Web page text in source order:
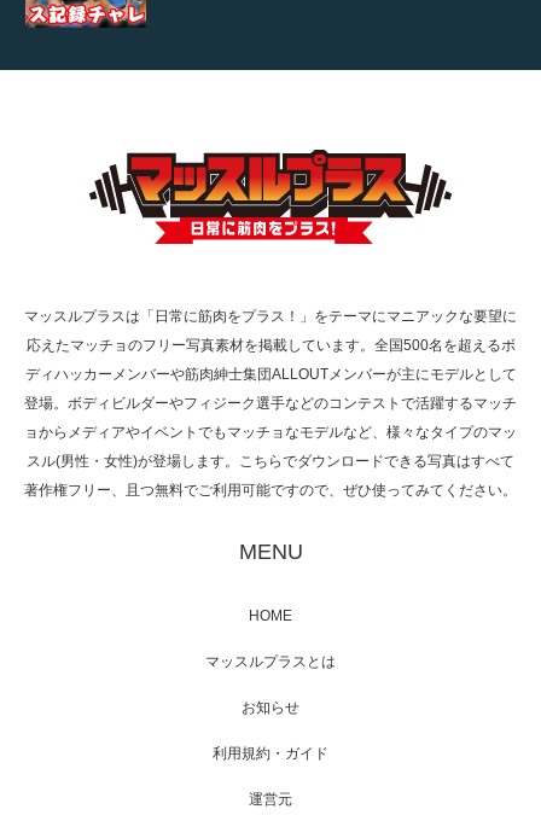
TOKYO FMラジオ番組「ONE MORNING」
で紹介さ…
た（6/8放送）
映画「メカバース」舞台挨拶へマッスルプラ
【TV】NHK BS「COOL JAPAN 」にてマッス
マッスルプラスは「日常に筋肉をプラス！」をテーマにマニアックな要望に
応えたマッチョのフリー写真素材を掲載しています。全国500名を超えるボ
ディハッカーメンバーや筋肉紳士集団ALLOUTメンバーが主にモデルとして
登場。ボディビルダーやフィジーク選手などのコンテストで活躍するマッチ
ョからメディアやイベントでもマッチョなモデルなど、様々なタイプのマッ
スル(男性・女性)が登場します。こちらでダウンロードできる写真はすべて
著作権フリー、且つ無料でご利用可能ですので、ぜひ使ってみてください。
MENU
HOME
マッスルプラスとは
お知らせ
利用規約・ガイド
運営元